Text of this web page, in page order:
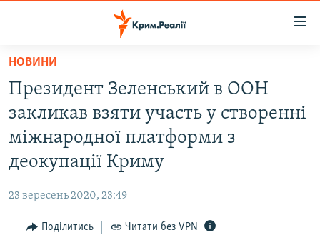
Перейти
основного
матеріалу
Перейти
до
основної
Перейти
пошуку
ВОДА.КРИМ
ВІДЕО ТА ФОТО
ПОГЛЯД
ІНТЕРВ'Ю
НОВИНИ
Президент Зеленський в ООН
закликав взяти участь у створенні
міжнародної платформи з
деокупації Криму
23 вересень 2020, 23:49
Поділитись Читати без VPN